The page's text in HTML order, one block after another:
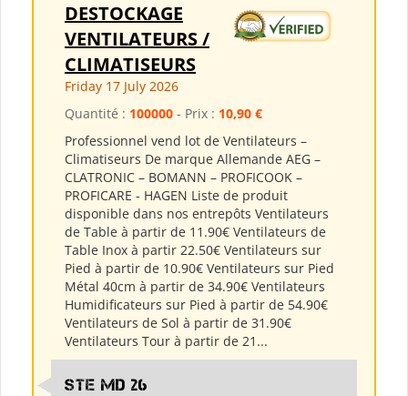
DESTOCKAGE
VENTILATEURS /
CLIMATISEURS
Friday 17 July 2026
Quantité : 100000 - Prix : 10,90 €
Professionnel vend lot de Ventilateurs –
Climatiseurs De marque Allemande AEG –
CLATRONIC – BOMANN – PROFICOOK –
PROFICARE - HAGEN Liste de produit
disponible dans nos entrepôts Ventilateurs
de Table à partir de 11.90€ Ventilateurs de
Table Inox à partir 22.50€ Ventilateurs sur
Pied à partir de 10.90€ Ventilateurs sur Pied
Métal 40cm à partir de 34.90€ Ventilateurs
Humidificateurs sur Pied à partir de 54.90€
Ventilateurs de Sol à partir de 31.90€
Ventilateurs Tour à partir de 21...
Ste md 26